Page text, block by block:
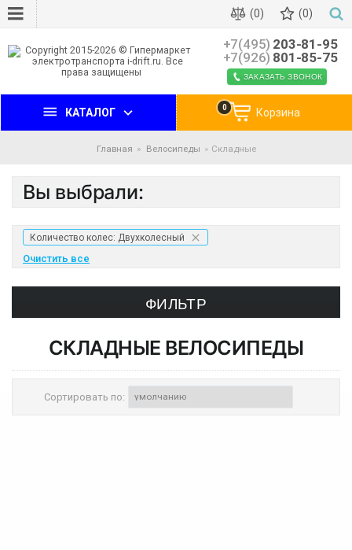
(0) (0)
+7(495) 203-81-95
+7(926) 801-85-75
ЗАКАЗАТЬ ЗВОНОК
КАТАЛОГ Корзина
0
Главная Велосипеды Складные
Вы выбрали:
Количество колес: Двухколесный
Очистить все
ФИЛЬТР
СКЛАДНЫЕ ВЕЛОСИПЕДЫ
Сортировать по: